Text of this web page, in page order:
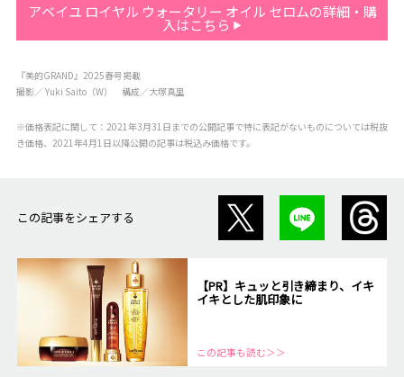
アベイユ ロイヤル ウォータリー オイル セロムの詳細・購
入はこちら
『美的GRAND』2025春号掲載
撮影／ Yuki Saito（W） 構成／大塚真里
※価格表記に関して：2021年3月31日までの公開記事で特に表記がないものについては税抜
き価格、2021年4月1日以降公開の記事は税込み価格です。
この記事をシェアする
【PR】キュッと引き締まり、イキ
イキとした肌印象に
この記事も読む＞＞